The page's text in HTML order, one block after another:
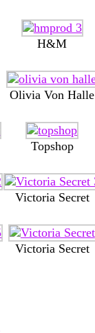
H&M
Olivia Von Halle
Topshop
Victoria Secret
Victoria Secret